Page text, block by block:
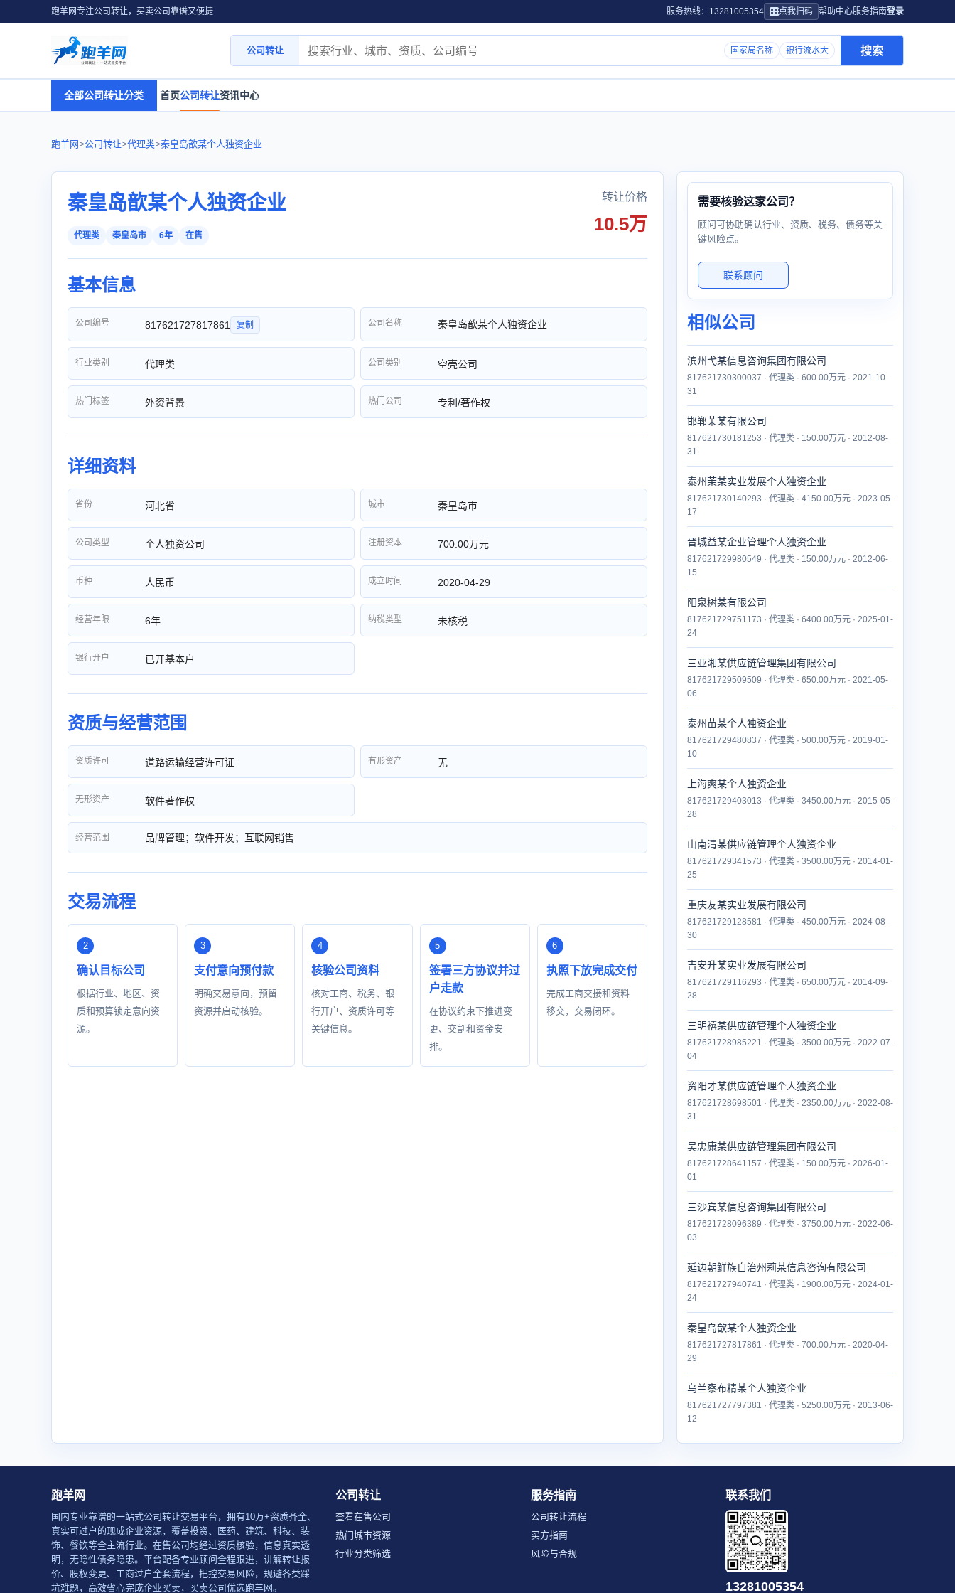
跑羊网专注公司转让，买卖公司靠谱又便捷 服务热线：13281005354 点我扫码 帮助中心服务指南登录
公司转让 国家局名称 银行流水大 搜索
全部公司转让分类 首页公司转让资讯中心
跑羊网>公司转让>代理类>秦皇岛歆某个人独资企业
秦皇岛歆某个人独资企业
代理类 秦皇岛市 6年 在售
转让价格
10.5万
基本信息
公司编号 817621727817861 复制 公司名称 秦皇岛歆某个人独资企业
行业类别 代理类 公司类别 空壳公司
热门标签 外资背景 热门公司 专利/著作权
详细资料
省份 河北省 城市 秦皇岛市
公司类型 个人独资公司 注册资本 700.00万元
币种 人民币 成立时间 2020-04-29
经营年限 6年 纳税类型 未核税
银行开户 已开基本户
资质与经营范围
资质许可 道路运输经营许可证 有形资产 无
无形资产 软件著作权
经营范围 品牌管理；软件开发；互联网销售
交易流程
确认目标公司
根据行业、地区、资
质和预算锁定意向资
源。
支付意向预付款
明确交易意向，预留
资源并启动核验。
核验公司资料
核对工商、税务、银
行开户、资质许可等
关键信息。
签署三方协议并过
户走款
在协议约束下推进变
更、交割和资金安
排。
执照下放完成交付
完成工商交接和资料
移交，交易闭环。
需要核验这家公司？
顾问可协助确认行业、资质、税务、债务等关
键风险点。
联系顾问
相似公司
滨州弋某信息咨询集团有限公司
817621730300037 · 代理类 · 600.00万元 · 2021-10-
31
邯郸茉某有限公司
817621730181253 · 代理类 · 150.00万元 · 2012-08-
31
泰州茉某实业发展个人独资企业
817621730140293 · 代理类 · 4150.00万元 · 2023-05-
17
晋城益某企业管理个人独资企业
817621729980549 · 代理类 · 150.00万元 · 2012-06-
15
阳泉树某有限公司
817621729751173 · 代理类 · 6400.00万元 · 2025-01-
24
三亚湘某供应链管理集团有限公司
817621729509509 · 代理类 · 650.00万元 · 2021-05-
06
泰州苗某个人独资企业
817621729480837 · 代理类 · 500.00万元 · 2019-01-
10
上海爽某个人独资企业
817621729403013 · 代理类 · 3450.00万元 · 2015-05-
28
山南清某供应链管理个人独资企业
817621729341573 · 代理类 · 3500.00万元 · 2014-01-
25
重庆友某实业发展有限公司
817621729128581 · 代理类 · 450.00万元 · 2024-08-
30
吉安升某实业发展有限公司
817621729116293 · 代理类 · 650.00万元 · 2014-09-
28
三明禧某供应链管理个人独资企业
817621728985221 · 代理类 · 3500.00万元 · 2022-07-
04
资阳才某供应链管理个人独资企业
817621728698501 · 代理类 · 2350.00万元 · 2022-08-
31
吴忠康某供应链管理集团有限公司
817621728641157 · 代理类 · 150.00万元 · 2026-01-
01
三沙宾某信息咨询集团有限公司
817621728096389 · 代理类 · 3750.00万元 · 2022-06-
03
延边朝鲜族自治州莉某信息咨询有限公司
817621727940741 · 代理类 · 1900.00万元 · 2024-01-
24
秦皇岛歆某个人独资企业
817621727817861 · 代理类 · 700.00万元 · 2020-04-
29
乌兰察布精某个人独资企业
817621727797381 · 代理类 · 5250.00万元 · 2013-06-
12
跑羊网
国内专业靠谱的一站式公司转让交易平台，拥有10万+资质齐全、
真实可过户的现成企业资源，覆盖投资、医药、建筑、科技、装
饰、餐饮等全主流行业。在售公司均经过资质核验，信息真实透
明，无隐性债务隐患。平台配备专业顾问全程跟进，讲解转让报
价、股权变更、工商过户全套流程，把控交易风险，规避各类踩
坑难题，高效省心完成企业买卖，买卖公司优选跑羊网。
公司转让
查看在售公司
热门城市资源
行业分类筛选
服务指南
公司转让流程
买方指南
风险与合规
联系我们
13281005354